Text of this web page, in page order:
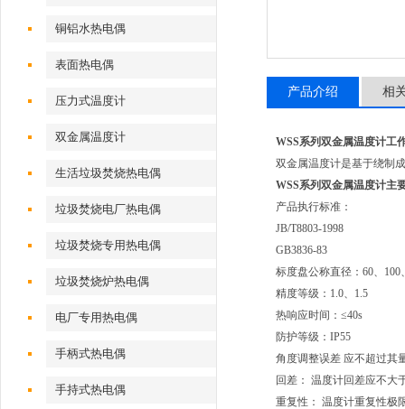
铜铝水热电偶
表面热电偶
压力式温度计
双金属温度计
生活垃圾焚烧热电偶
垃圾焚烧电厂热电偶
垃圾焚烧专用热电偶
垃圾焚烧炉热电偶
电厂专用热电偶
手柄式热电偶
手持式热电偶
产品介绍 相
WSS系列双金属温度计工
双金属温度计是基于绕制
WSS系列双金属温度计主
产品执行标准：
JB/T8803-1998
GB3836-83
标度盘公称直径：60、100
精度等级：1.0、1.5
热响应时间：≤40s
防护等级：IP55
角度调整误差 应不超过其
回差： 温度计回差应不大
重复性： 温度计重复性极